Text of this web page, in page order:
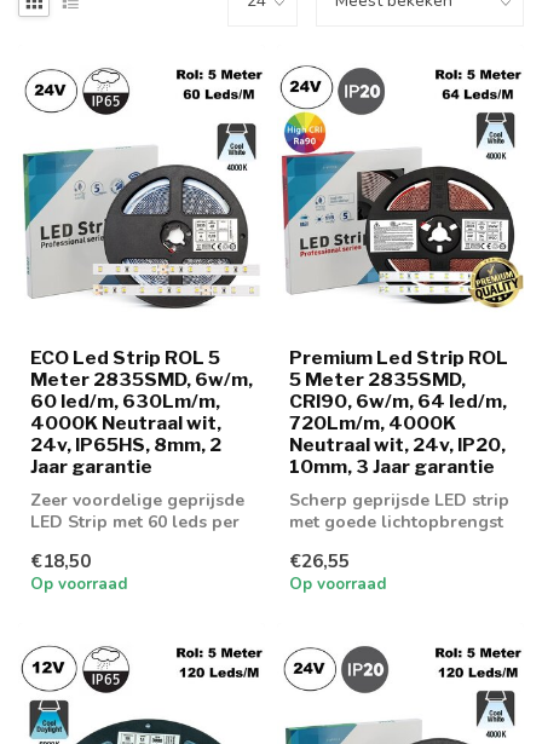
ECO Led Strip ROL 5
Meter 2835SMD, 6w/m,
60 led/m, 630Lm/m,
4000K Neutraal wit,
24v, IP65HS, 8mm, 2
Jaar garantie
Zeer voordelige geprijsde
LED Strip met 60 leds per
licht...
€18,50
Op voorraad
Premium Led Strip ROL
5 Meter 2835SMD,
CRI90, 6w/m, 64 led/m,
720Lm/m, 4000K
Neutraal wit, 24v, IP20,
10mm, 3 Jaar garantie
Scherp geprijsde LED strip
met goede lichtopbrengst
€26,55
Op voorraad